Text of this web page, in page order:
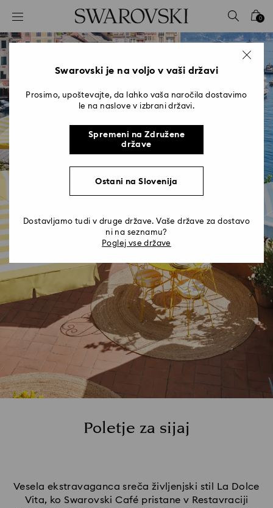
Seznam tipk za dostop
0 - Glava
0
Swarovski Café v Cracco
Portofino
Razsvetljevanje italijanske Riviere
Poletje za sijaj
Vesela ekstravaganca sreča življenjski stil La Dolce
Vita, ko Swarovski Café pristane v Restavraciji
Swarovski je na voljo v vaši državi
Prosimo, upoštevajte, da lahko vaša naročila dostavimo
le na naslove v izbrani državi.
Spremeni na Združene
države
Ostani na Slovenija
Dostavljamo tudi v druge države. Vaše države za dostavo
ni na seznamu?
Poglej vse države